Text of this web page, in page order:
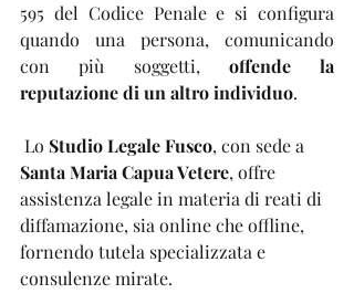
595 del Codice Penale e si configura
quando una persona, comunicando
con più soggetti, offende la
reputazione di un altro individuo.
Lo Studio Legale Fusco, con sede a
Santa Maria Capua Vetere, offre
assistenza legale in materia di reati di
diffamazione, sia online che offline,
fornendo tutela specializzata e
consulenze mirate.